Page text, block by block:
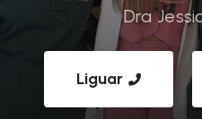
Dra
Liguar